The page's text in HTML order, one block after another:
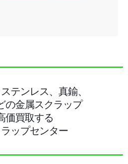
テンレス、真鍮、
の金属スクラップ
価買取する
ップセンター